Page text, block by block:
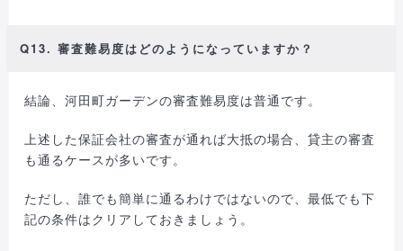
Q13. 審査難易度はどのようになっていますか？
結論、河田町ガーデンの審査難易度は普通です。
上述した保証会社の審査が通れば大抵の場合、貸主の審査
も通るケースが多いです。
ただし、誰でも簡単に通るわけではないので、最低でも下
記の条件はクリアしておきましょう。